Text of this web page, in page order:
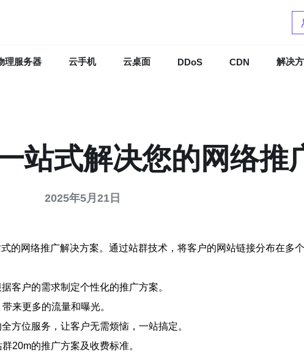
理服务器 云手机 云桌面 DDoS CDN 解决
站式解决您的网络推
2025年5月21日
的网络推广解决方案。通过站群技术，将客户的网站链接分布在多
客户的需求制定个性化的推广方案。
来更多的流量和曝光。
方位服务，让客户无需烦恼，一站搞定。
20m的推广方案及收费标准。